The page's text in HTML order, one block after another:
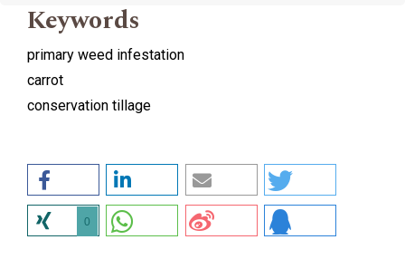
Keywords
primary weed infestation
carrot
conservation tillage
0